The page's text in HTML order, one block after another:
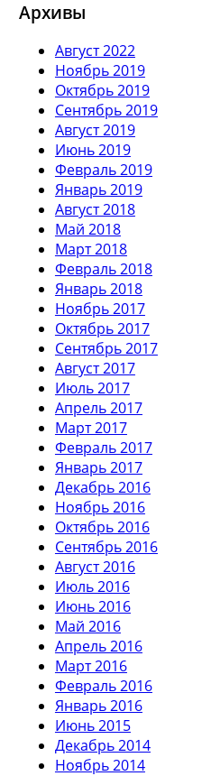
Архивы
Август 2022
Ноябрь 2019
Октябрь 2019
Сентябрь 2019
Август 2019
Июнь 2019
Февраль 2019
Январь 2019
Август 2018
Май 2018
Март 2018
Февраль 2018
Январь 2018
Ноябрь 2017
Октябрь 2017
Сентябрь 2017
Август 2017
Июль 2017
Апрель 2017
Март 2017
Февраль 2017
Январь 2017
Декабрь 2016
Ноябрь 2016
Октябрь 2016
Сентябрь 2016
Август 2016
Июль 2016
Июнь 2016
Май 2016
Апрель 2016
Март 2016
Февраль 2016
Январь 2016
Июнь 2015
Декабрь 2014
Ноябрь 2014